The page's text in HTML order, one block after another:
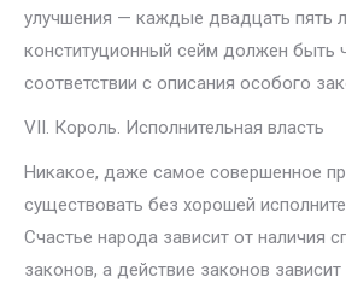
улучшения — каждые двадцать пять
конституционный сейм должен быть
соответствии с описания особого
VII. Король. Исполнительная власть
Никакое, даже самое совершенное
существовать без хорошей
Счастье народа зависит от наличия
законов, а действие законов зависит